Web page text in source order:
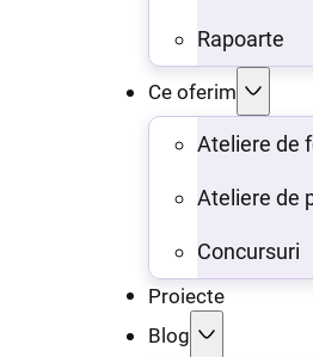
Rapoarte
Ce oferim
Ateliere de
Ateliere de
Concursuri
Proiecte
Blog